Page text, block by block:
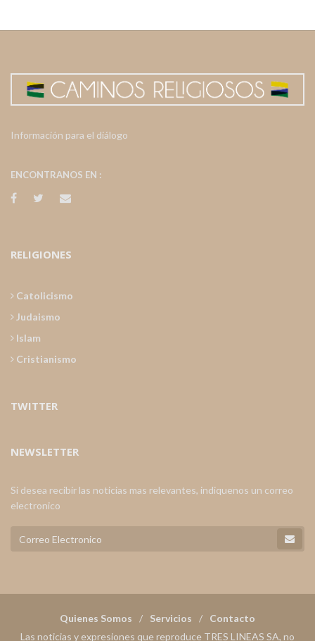
Información para el diálogo
ENCONTRANOS EN :
RELIGIONES
Catolicismo
Judaismo
Islam
Cristianismo
TWITTER
NEWSLETTER
Si desea recibir las noticias mas relevantes, indiquenos un correo
electronico
Quienes Somos Servicios
Contacto
Las noticias y expresiones que reproduce TRES LINEAS SA, no